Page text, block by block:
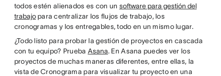
todos estén alienados es con un software para gestión del
trabajopara centralizar los flujos de trabajo, los
cronogramas y los entregables, todo en un mismo lugar.
¿Todo listo para probar la gestión de proyectos en cascada
con tu equipo? Prueba Asana. En Asana puedes ver los
proyectos de muchas maneras diferentes, entre ellas, la
vista de Cronograma para visualizar tu proyecto en una